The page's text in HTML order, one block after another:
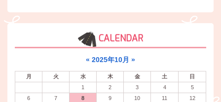
CALENDAR
« 2025年10月 »
月 火 水 木 金 土
日
1
2 3 4
5
6
7 8 9 10 11
12